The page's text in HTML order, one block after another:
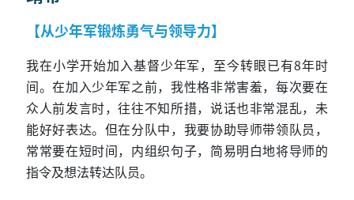
【从少年军锻炼勇气与领导力】
我在小学开始加入基督少年军，至今转眼已有8年时
间。在加入少年军之前，我性格非常害羞，每次要在
众人前发言时，往往不知所措，说话也非常混乱，未
能好好表达。但在分队中，我要协助导师带领队员，
常常要在短时间，内组织句子，简易明白地将导师的
指令及想法转达队员。